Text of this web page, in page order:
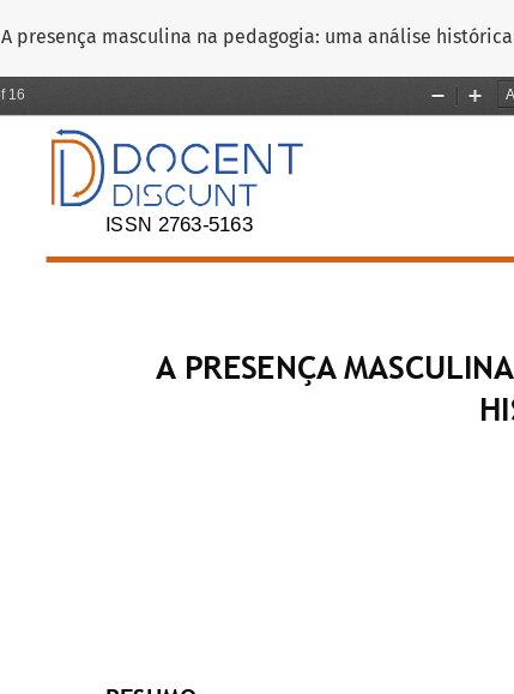
Voltar aos Detalhes do Artigo
A presença masculina na pedagogia: uma análise histórica